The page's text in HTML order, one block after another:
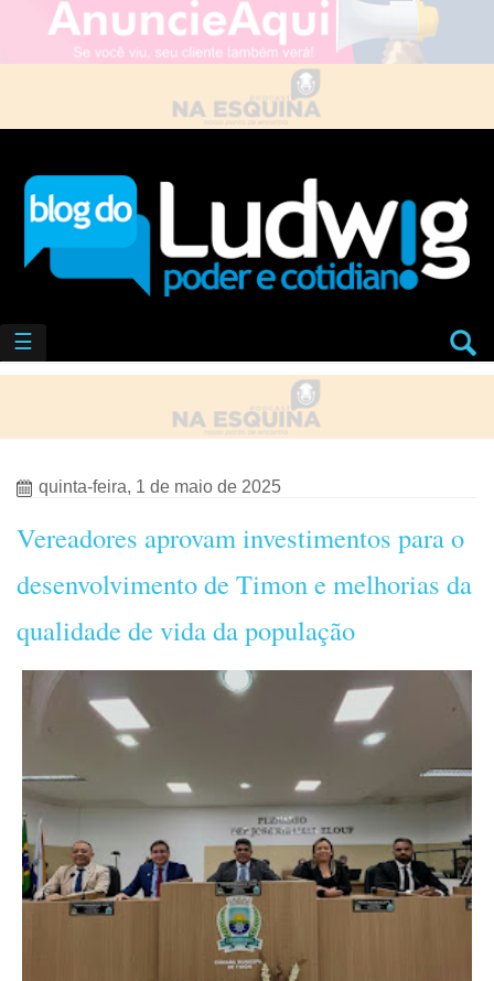
☰
quinta-feira, 1 de maio de 2025
Vereadores aprovam investimentos para o
desenvolvimento de Timon e melhorias da
qualidade de vida da população